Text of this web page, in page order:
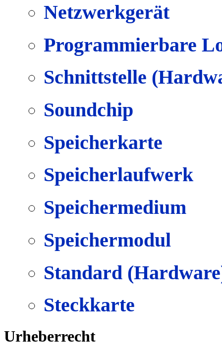
Netzwerkgerät
Programmierbare
Schnittstelle
Soundchip
Speicherkarte
Speicherlaufwerk
Speichermedium
Speichermodul
Standard
Steckkarte
Urheberrecht